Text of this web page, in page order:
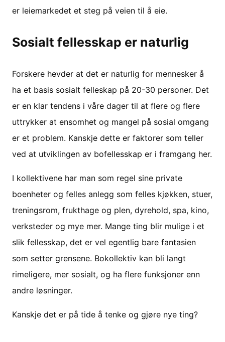
er leiemarkedet et steg på veien til å eie.
Sosialt fellesskap er naturlig
Forskere hevder at det er naturlig for mennesker å
ha et basis sosialt felleskap på 20-30 personer. Det
er en klar tendens i våre dager til at flere og flere
uttrykker at ensomhet og mangel på sosial omgang
er et problem. Kanskje dette er faktorer som teller
ved at utviklingen av bofellesskap er i framgang her.
I kollektivene har man som regel sine private
boenheter og felles anlegg som felles kjøkken, stuer,
treningsrom, frukthage og plen, dyrehold, spa, kino,
verksteder og mye mer. Mange ting blir mulige i et
slik fellesskap, det er vel egentlig bare fantasien
som setter grensene. Bokollektiv kan bli langt
rimeligere, mer sosialt, og ha flere funksjoner enn
andre løsninger.
Kanskje det er på tide å tenke og gjøre nye ting?